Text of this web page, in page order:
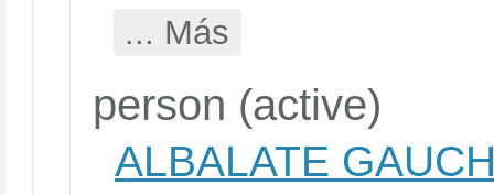
... Más
person (active)
ALBALATE